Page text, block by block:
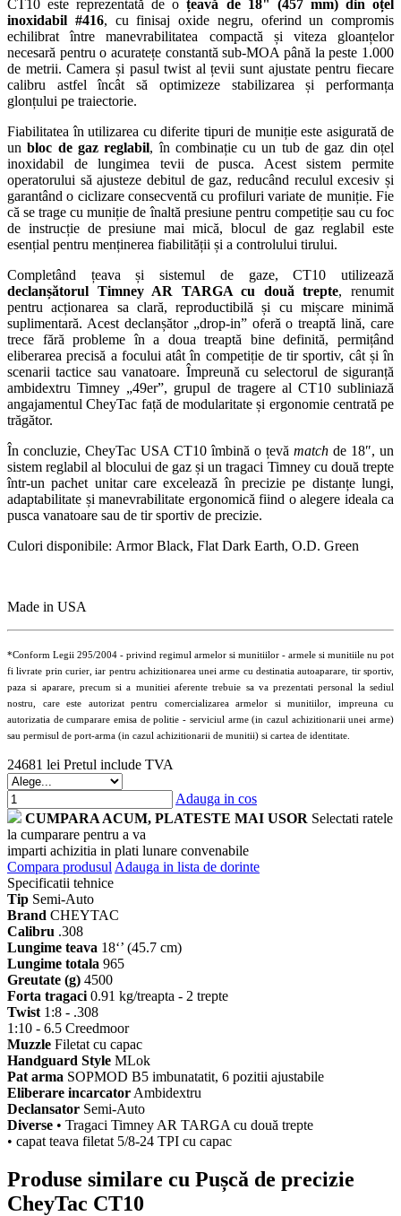
CT10 este reprezentată de oțeavă de 18" (457 mm) din oțel
inoxidabil #416, cu finisaj oxide negru, oferind un compromis
echilibrat între manevrabilitatea compactă și viteza gloanțelor
necesară pentru o acuratețe constantă sub-MOA până la peste 1.000
de metrii. Camera și pasul twist al țevii sunt ajustate pentru fiecare
calibru astfel încât să optimizeze stabilizarea și performanța
glonțului pe traiectorie.
Fiabilitatea în utilizarea cu diferite tipuri de muniție este asigurată de
unbloc de gaz reglabil, în combinație cu un tub de gaz din oțel
inoxidabil de lungimea tevii de pusca. Acest sistem permite
operatorului să ajusteze debitul de gaz, reducând reculul excesiv și
garantând o ciclizare consecventă cu profiluri variate de muniție. Fie
că se trage cu muniție de înaltă presiune pentru competiție sau cu foc
de instrucție de presiune mai mică, blocul de gaz reglabil este
esențial pentru menținerea fiabilității și a controlului tirului.
Completând țeava și sistemul de gaze, CT10 utilizează
declanșătorul Timney AR TARGA cu două trepte, renumit
pentru acționarea sa clară, reproductibilă și cu mișcare minimă
suplimentară. Acest declanșător „drop-in” oferă o treaptă lină, care
trece fără probleme în a doua treaptă bine definită, permițând
eliberarea precisă a focului atât în competiție de tir sportiv, cât și în
scenarii tactice sau vanatoare. Împreună cu selectorul de siguranță
ambidextru Timney „49er”, grupul de tragere al CT10 subliniază
angajamentul CheyTac față de modularitate și ergonomie centrată pe
trăgător.
În concluzie, CheyTac USA CT10 îmbină o țevă match de 18″, un
sistem reglabil al blocului de gaz și un tragaci Timney cu două trepte
într-un pachet unitar care excelează în precizie pe distanțe lungi,
adaptabilitate și manevrabilitate ergonomică fiind o alegere ideala ca
pusca vanatoare sau de tir sportiv de precizie.
Culori disponibile: Armor Black, Flat Dark Earth, O.D. Green
Made in USA
*Conform Legii 295/2004 - privind regimul armelor si munitiilor - armele si munitiile nu pot
fi livrate prin curier, iar pentru achizitionarea unei arme cu destinatia autoaparare, tir sportiv,
paza si aparare, precum si a munitiei aferente trebuie sa va prezentati personal la sediul
nostru, care este autorizat pentru comercializarea armelor si munitiilor, impreuna cu
autorizatia de cumparare emisa de politie - serviciul arme (in cazul achizitionarii unei arme)
sau permisul de port-arma (in cazul achizitionarii de munitii) si cartea de identitate.
24681 lei Pretul include TVA
Adauga in cos
CUMPARA ACUM, PLATESTE MAI USOR Selectati ratele
la cumparare pentru a va
imparti achizitia in plati lunare convenabile
Compara produsul Adauga in lista de dorinte
Specificatii tehnice
Tip Semi-Auto
Brand CHEYTAC
Calibru .308
Lungime teava 18‘’ (45.7 cm)
Lungime totala 965
Greutate (g) 4500
Forta tragaci 0.91 kg/treapta - 2 trepte
Twist 1:8 - .308
1:10 - 6.5 Creedmoor
Muzzle Filetat cu capac
Handguard Style MLok
Pat arma SOPMOD B5 imbunatatit, 6 pozitii ajustabile
Eliberare incarcator Ambidextru
Declansator Semi-Auto
Diverse • Tragaci Timney AR TARGA cu două trepte
• capat teava filetat 5/8-24 TPI cu capac
Produse similare cu Pușcă de precizie
CheyTac CT10